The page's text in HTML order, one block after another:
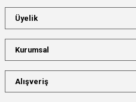
Üyelik
Kurumsal
Alışveriş